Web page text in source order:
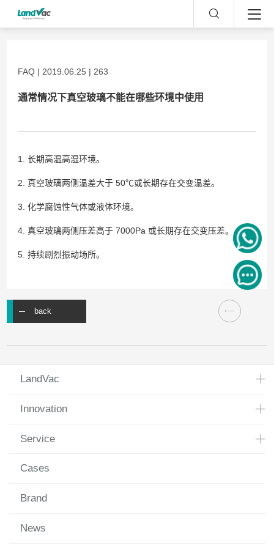
FAQ | 2019.06.25 | 263
通常情况下真空玻璃不能在哪些环境中使用
1. 长期高温高湿环境。
2. 真空玻璃两侧温差大于 50℃或长期存在交变温差。
3. 化学腐蚀性气体或液体环境。
4. 真空玻璃两侧压差高于 7000Pa 或长期存在交变压差。
5. 持续剧烈振动场所。
back
LandVac
Innovation
Service
Cases
Brand
News